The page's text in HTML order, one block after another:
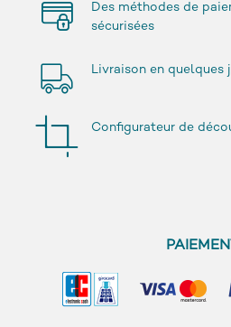
Des méthodes de
sécurisées
Livraison en quelques
Configurateur de